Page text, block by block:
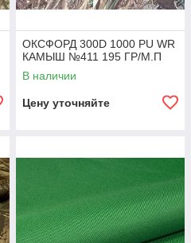
ОКСФОРД 300D 1000 PU WR
КАМЫШ №411 195 ГР/М.П
В наличии
Цену уточняйте